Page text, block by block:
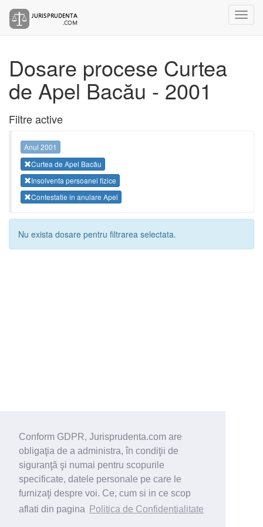
Conform GDPR, Jurisprudenta.com are
obligaţia de a administra, în condiţii de
siguranţă şi numai pentru scopurile
specificate, datele personale pe care le
furnizaţi despre voi. Ce, cum si in ce scop
aflati din pagina
Politica de Confidentialitate
Dosare procese Curtea
de Apel Bacău - 2001
Filtre active
Anul 2001
Curtea de Apel Bacău
Insolventa persoanei fizice
Contestatie in anulare Apel
Nu exista dosare pentru filtrarea selectata.